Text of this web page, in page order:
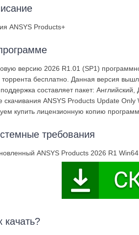
ANSYS Products+
версию 2026 R1.01 (SP1)
бесплатно. Данная версия
составляет пакет:
скачивания ANSYS Products Update Only
купить лицензионную копию
требования
ANSYS Products 2026 R1
качать?